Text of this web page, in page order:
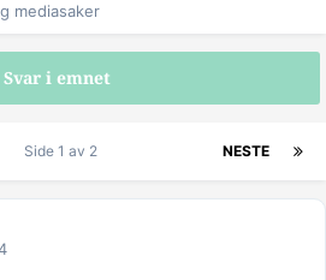
mediasaker
Svar i emnet
NESTE
Side 1 av 2